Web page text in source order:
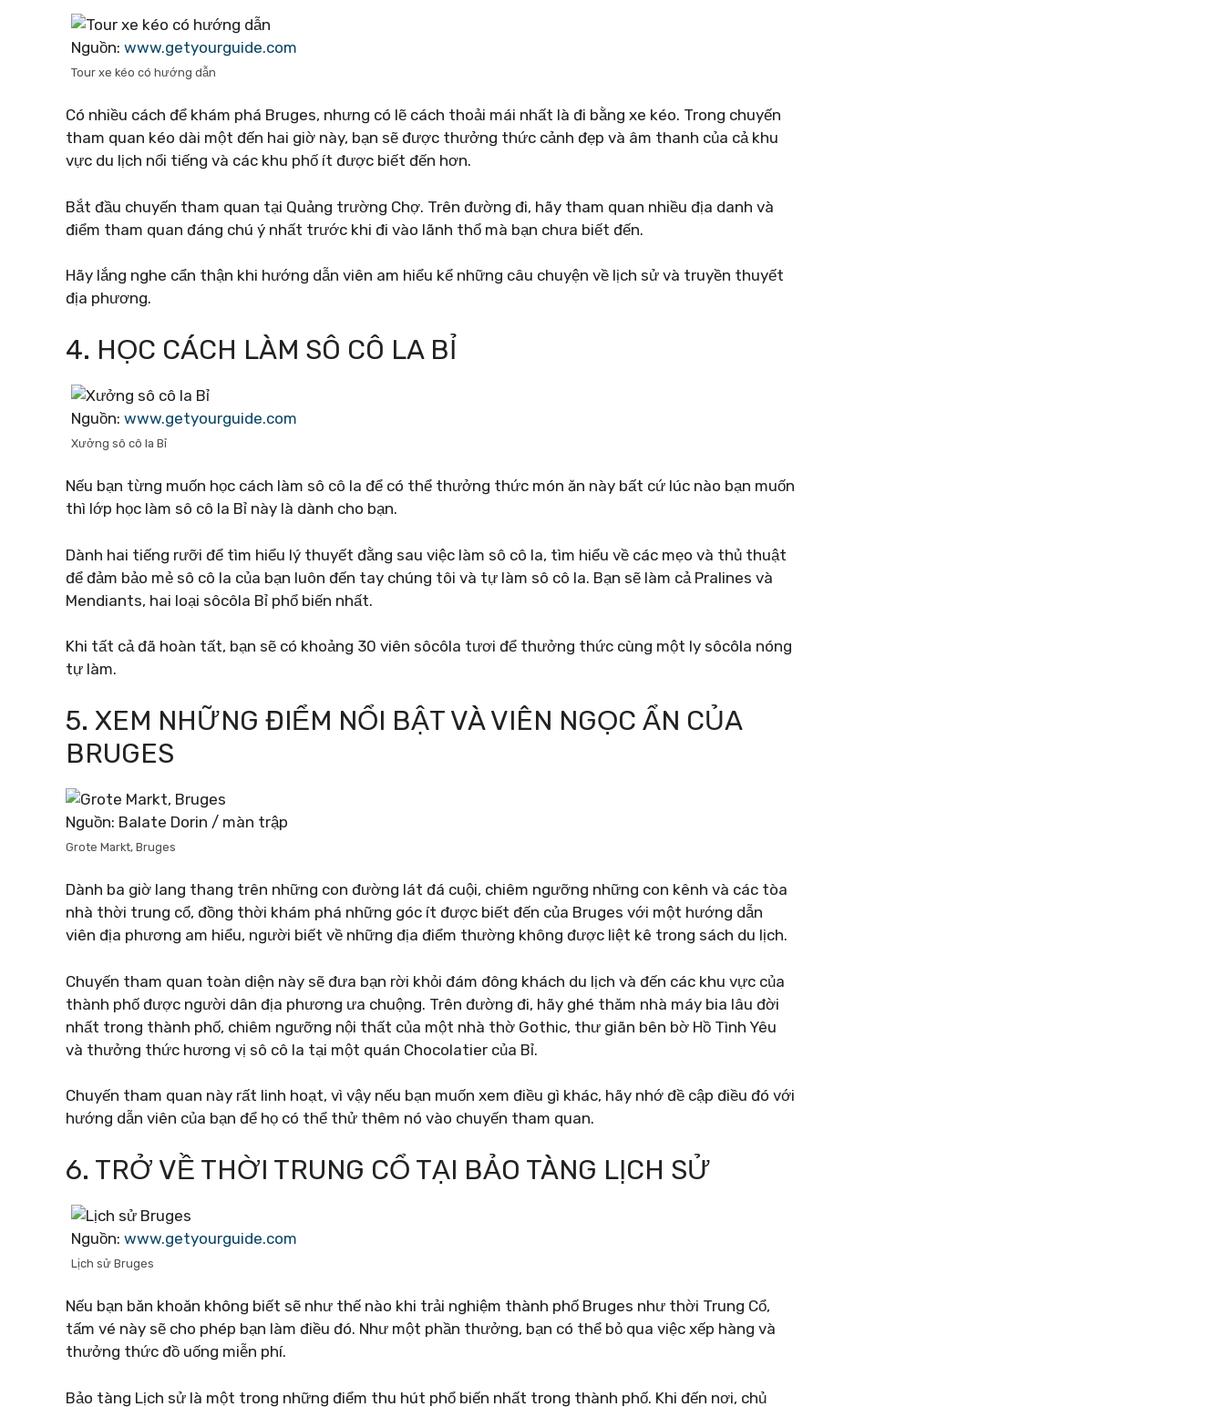
Nguồn: www.getyourguide.com
Tour xe kéo có hướng dẫn
Có nhiều cách để khám phá Bruges, nhưng có lẽ cách thoải mái nhất là đi bằng xe kéo. Trong chuyến
tham quan kéo dài một đến hai giờ này, bạn sẽ được thưởng thức cảnh đẹp và âm thanh của cả khu
vực du lịch nổi tiếng và các khu phố ít được biết đến hơn.
Bắt đầu chuyến tham quan tại Quảng trường Chợ. Trên đường đi, hãy tham quan nhiều địa danh và
điểm tham quan đáng chú ý nhất trước khi đi vào lãnh thổ mà bạn chưa biết đến.
Hãy lắng nghe cẩn thận khi hướng dẫn viên am hiểu kể những câu chuyện về lịch sử và truyền thuyết
địa phương.
4. HỌC CÁCH LÀM SÔ CÔ LA BỈ
Nguồn: www.getyourguide.com
Xưởng sô cô la Bỉ
Nếu bạn từng muốn học cách làm sô cô la để có thể thưởng thức món ăn này bất cứ lúc nào bạn muốn
thì lớp học làm sô cô la Bỉ này là dành cho bạn.
Dành hai tiếng rưỡi để tìm hiểu lý thuyết đằng sau việc làm sô cô la, tìm hiểu về các mẹo và thủ thuật
để đảm bảo mẻ sô cô la của bạn luôn đến tay chúng tôi và tự làm sô cô la. Bạn sẽ làm cả Pralines và
Mendiants, hai loại sôcôla Bỉ phổ biến nhất.
Khi tất cả đã hoàn tất, bạn sẽ có khoảng 30 viên sôcôla tươi để thưởng thức cùng một ly sôcôla nóng
tự làm.
5. XEM NHỮNG ĐIỂM NỔI BẬT VÀ VIÊN NGỌC ẨN CỦA
BRUGES
Nguồn: Balate Dorin / màn trập
Grote Markt, Bruges
Dành ba giờ lang thang trên những con đường lát đá cuội, chiêm ngưỡng những con kênh và các tòa
nhà thời trung cổ, đồng thời khám phá những góc ít được biết đến của Bruges với một hướng dẫn
viên địa phương am hiểu, người biết về những địa điểm thường không được liệt kê trong sách du lịch.
Chuyến tham quan toàn diện này sẽ đưa bạn rời khỏi đám đông khách du lịch và đến các khu vực của
thành phố được người dân địa phương ưa chuộng. Trên đường đi, hãy ghé thăm nhà máy bia lâu đời
nhất trong thành phố, chiêm ngưỡng nội thất của một nhà thờ Gothic, thư giãn bên bờ Hồ Tình Yêu
và thưởng thức hương vị sô cô la tại một quán Chocolatier của Bỉ.
Chuyến tham quan này rất linh hoạt, vì vậy nếu bạn muốn xem điều gì khác, hãy nhớ đề cập điều đó với
hướng dẫn viên của bạn để họ có thể thử thêm nó vào chuyến tham quan.
6. TRỞ VỀ THỜI TRUNG CỔ TẠI BẢO TÀNG LỊCH SỬ
Nguồn: www.getyourguide.com
Lịch sử Bruges
Nếu bạn băn khoăn không biết sẽ như thế nào khi trải nghiệm thành phố Bruges như thời Trung Cổ,
tấm vé này sẽ cho phép bạn làm điều đó. Như một phần thưởng, bạn có thể bỏ qua việc xếp hàng và
thưởng thức đồ uống miễn phí.
Bảo tàng Lịch sử là một trong những điểm thu hút phổ biến nhất trong thành phố. Khi đến nơi, chủ